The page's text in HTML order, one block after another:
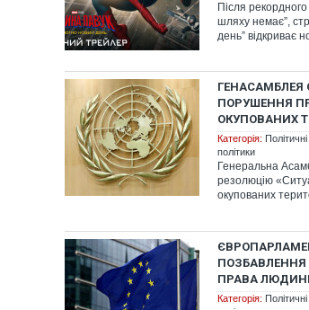
Після
шляху немає”,
день” відкриває
ГЕНАСАМБЛЕЯ
ПОРУШЕННЯ
ОКУПОВАНИХ
Категорія:
політики
Генеральна
резолюцію
окупованих
ПОЗБАВЛЕННЯ
ПРАВА
Категорія: